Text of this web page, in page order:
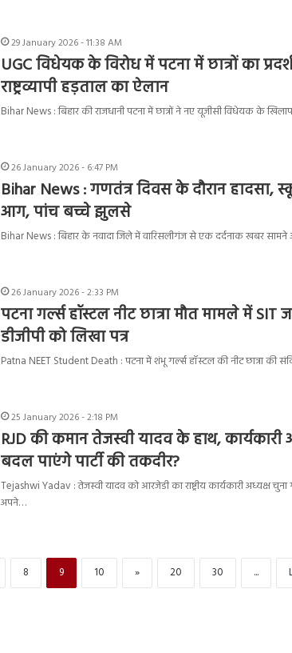
29 January 2026 - 11:38 AM
UGC विधेयक के विरोध में पटना में छात्रों का
राष्ट्रव्यापी हड़ताल का ऐलान
Bihar News : बिहार की राजधानी पटना में छात्रों ने नए यूजीसी विधेयक के
26 January 2026 - 6:47 PM
Bihar News : गणतंत्र दिवस के दौरान हादसा,
आग, पांच बच्चे झुलसे
Bihar News : बिहार के नवादा जिले में वारिसलीगंज से एक दर्दनाक खबर
26 January 2026 - 2:33 PM
पटना गर्ल्स हॉस्टल नीट छात्रा मौत मामले में SIT
डीजीपी को लिखा पत्र
Patna NEET Student Death : पटना में शंभू गर्ल्स हॉस्टल की नीट छात्रा की
25 January 2026 - 2:18 PM
RJD की कमान तेजस्वी यादव के हाथ,
बदल पाएंगे पार्टी की तकदीर?
Tejashwi Yadav : तेजस्वी यादव को आरजेडी का राष्ट्रीय कार्यकारी अध्यक्ष चुना
अपने…
8 9 10 » 20 30 ...